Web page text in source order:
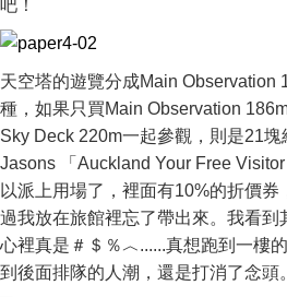
吧！
天空塔的遊覽分成Main Observation
種，如果只買Main Observation
Sky Deck 220m一起參觀，則是21
Jasons 「Auckland Your Free
以派上用場了，裡面有10%的折價
過我放在旅館裡忘了帶出來。我看到
心裡真是＃＄％︿......真想跑到一樓
到後面排隊的人潮，還是打消了念頭。